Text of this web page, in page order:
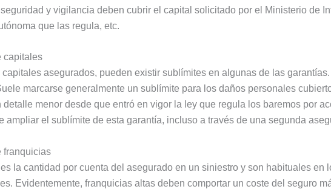
y vigilancia deben cubrir el capital solicitado por el Ministerio de
que las regula, etc.
capitales
capitales asegurados, pueden existir sublímites en algunas de las
marcarse generalmente un sublímite para los daños personales
detalle menor desde que entró en vigor la ley que regula los baremos por
ampliar el sublímite de esta garantía, incluso a través de una segunda
franquicias
la cantidad por cuenta del asegurado en un siniestro y son habituales
Evidentemente, franquicias altas deben comportar un coste del seguro